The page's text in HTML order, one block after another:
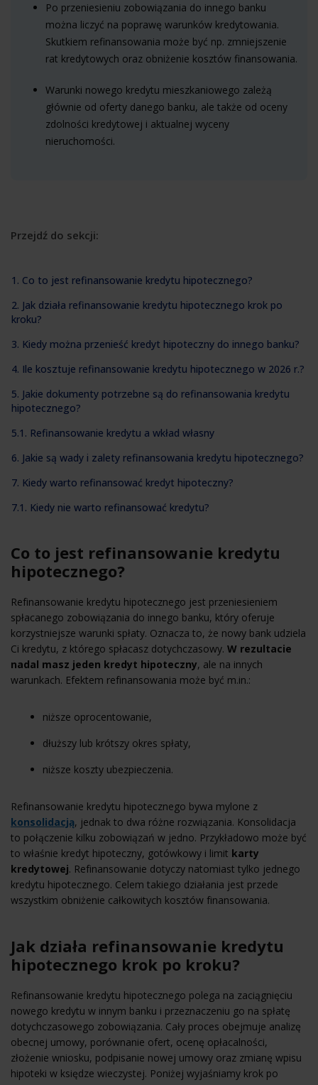
Po przeniesieniu zobowiązania do innego banku
można liczyć na poprawę warunków kredytowania.
Skutkiem refinansowania może być np. zmniejszenie
rat kredytowych oraz obniżenie kosztów finansowania.
Warunki nowego kredytu mieszkaniowego zależą
głównie od oferty danego banku, ale także od oceny
zdolności kredytowej i aktualnej wyceny
nieruchomości.
Przejdź do sekcji:
1. Co to jest refinansowanie kredytu hipotecznego?
2. Jak działa refinansowanie kredytu hipotecznego krok po
kroku?
3. Kiedy można przenieść kredyt hipoteczny do innego banku?
4. Ile kosztuje refinansowanie kredytu hipotecznego w 2026 r.?
5. Jakie dokumenty potrzebne są do refinansowania kredytu
hipotecznego?
5.1. Refinansowanie kredytu a wkład własny
6. Jakie są wady i zalety refinansowania kredytu hipotecznego?
7. Kiedy warto refinansować kredyt hipoteczny?
7.1. Kiedy nie warto refinansować kredytu?
Co to jest refinansowanie kredytu
hipotecznego?
Refinansowanie kredytu hipotecznego jest przeniesieniem
spłacanego zobowiązania do innego banku, który oferuje
korzystniejsze warunki spłaty. Oznacza to, że nowy bank udziela
Ci kredytu, z którego spłacasz dotychczasowy. W rezultacie
nadal masz jeden kredyt hipoteczny, ale na innych
warunkach. Efektem refinansowania może być m.in.:
niższe oprocentowanie,
dłuższy lub krótszy okres spłaty,
niższe koszty ubezpieczenia.
Refinansowanie kredytu hipotecznego bywa mylone z
konsolidacją, jednak to dwa różne rozwiązania. Konsolidacja
to połączenie kilku zobowiązań w jedno. Przykładowo może być
to właśnie kredyt hipoteczny, gotówkowy i limit karty
kredytowej. Refinansowanie dotyczy natomiast tylko jednego
kredytu hipotecznego. Celem takiego działania jest przede
wszystkim obniżenie całkowitych kosztów finansowania.
Jak działa refinansowanie kredytu
hipotecznego krok po kroku?
Refinansowanie kredytu hipotecznego polega na zaciągnięciu
nowego kredytu w innym banku i przeznaczeniu go na spłatę
dotychczasowego zobowiązania. Cały proces obejmuje analizę
obecnej umowy, porównanie ofert, ocenę opłacalności,
złożenie wniosku, podpisanie nowej umowy oraz zmianę wpisu
hipoteki w księdze wieczystej. Poniżej wyjaśniamy krok po